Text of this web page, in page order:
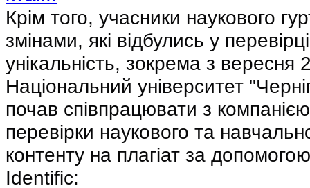
Крім того, учасники наукового
змінами, які відбулись у
унікальність, зокрема з вересня
Національний університет
почав співпрацювати з
перевірки наукового та
контенту на плагіат за